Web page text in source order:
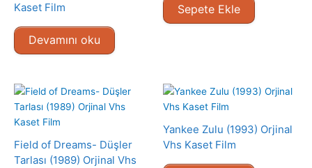
Kaset Film
Devamını oku
Sepete Ekle
Field of Dreams- Düşler
Tarlası (1989) Orjinal Vhs
Yankee Zulu (1993) Orjinal
Vhs Kaset Film